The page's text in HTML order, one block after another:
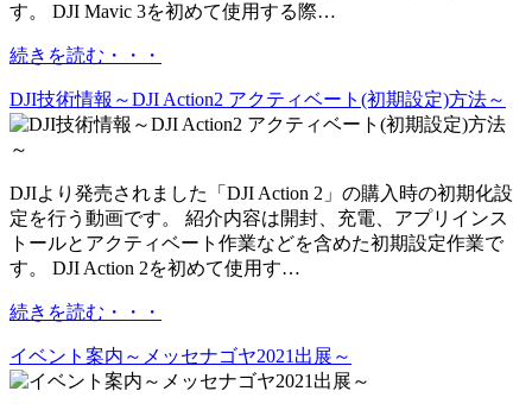
す。 DJI Mavic 3を初めて使用する際…
続きを読む・・・
DJI技術情報～DJI Action2 アクティベート(初期設定)方法～
DJIより発売されました「DJI Action 2」の購入時の初期化設
定を行う動画です。 紹介内容は開封、充電、アプリインス
トールとアクティベート作業などを含めた初期設定作業で
す。 DJI Action 2を初めて使用す…
続きを読む・・・
イベント案内～メッセナゴヤ2021出展～